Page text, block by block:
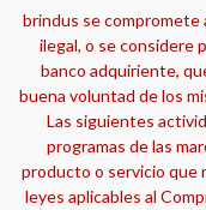
brindus se compromete
ilegal, o se considere
banco adquiriente,
buena voluntad de los
Las siguientes
programas de las
producto o servicio que
leyes aplicables al